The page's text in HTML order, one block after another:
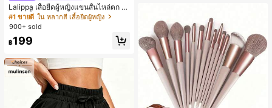
Lalippa เสื้อยืดผู้หญิงแขนสั้นไหล่ตก ค
อวีปกเสื้อ ลายพิมพ์ดิจิทัลลายทาง สไตล์
สปอร์ตแฟชั่นมินิมอล ของขวัญสำหรับเ
พื่อน
#1 ขายดี ใน หลากสี เสื้อยืดผู้หญิง
900+ sold
฿199